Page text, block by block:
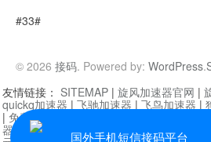
#33#
© 2026 接码. Powered by: WordPress.
国外手机短信接码平台
友情链接： SITEMAP | 旋风加速器官网 |
quickq加速器 | 飞驰加速器 | 飞鸟加速器 |
| 免费vqn加速外网
器| 快柠檬加速器 |黑洞加速 |falemon